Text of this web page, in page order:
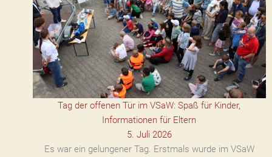
Tag der offenen Tür im VSaW: Spaß für Kinder,
Informationen für Eltern
5. Juli 2026
Es war ein gelungener Tag. Erstmals wurde im VSaW